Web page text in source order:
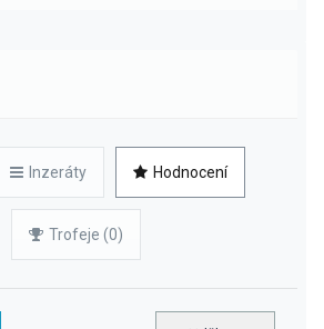
Inzeráty Hodnocení
Trofeje (0)